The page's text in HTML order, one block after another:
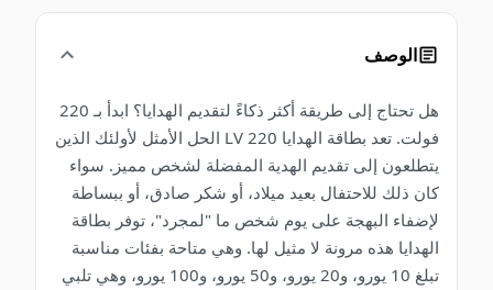
الوصف
هل تحتاج إلى طريقة أكثر ذكاءً لتقديم الهدايا؟ ابدأ بـ 220
فولت. تعد بطاقة الهدايا 220 LV الحل الأمثل لأولئك الذين
يتطلعون إلى تقديم الهدية المفضلة لشخص مميز. سواء
كان ذلك للاحتفال بعيد ميلاد، أو شكر صادق، أو ببساطة
لإضفاء البهجة على يوم شخص ما "لمجرد"، توفر بطاقة
الهدايا هذه مرونة لا مثيل لها. وهي متاحة بفئات مناسبة
تبلغ 10 يورو، و20 يورو، و50 يورو، و100 يورو، وهي تلبي